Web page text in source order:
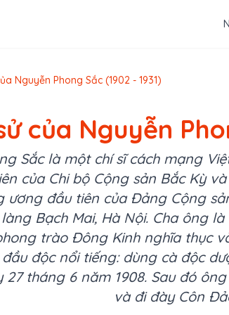
Nguyễn Phong Sắc (1902 - 1931)
của Nguyễn
Sắc là một chí sĩ cách mạng
của Chi bộ Cộng sản Bắc Kỳ
ương đầu tiên của Đảng Cộng
Bạch Mai, Hà Nội. Cha ông
trào Đông Kinh nghĩa thục
đầu độc nổi tiếng: dùng cà độc
27 tháng 6 năm 1908. Sau đó
và đi đày Côn